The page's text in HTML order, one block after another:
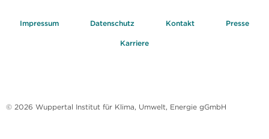
Impressum Datenschutz Kontakt Presse
Karriere
© 2026 Wuppertal Institut für Klima, Umwelt, Energie gGmbH